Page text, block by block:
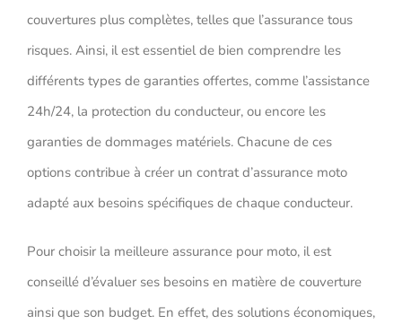
couvertures plus complètes, telles que l’assurance tous
risques. Ainsi, il est essentiel de bien comprendre les
différents types de garanties offertes, comme l’assistance
24h/24, la protection du conducteur, ou encore les
garanties de dommages matériels. Chacune de ces
options contribue à créer un contrat d’assurance moto
adapté aux besoins spécifiques de chaque conducteur.
Pour choisir la meilleure assurance pour moto, il est
conseillé d’évaluer ses besoins en matière de couverture
ainsi que son budget. En effet, des solutions économiques,